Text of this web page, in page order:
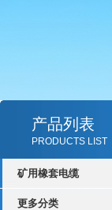
产品列表
PRODUCTS LIST
矿用橡套电缆
更多分类